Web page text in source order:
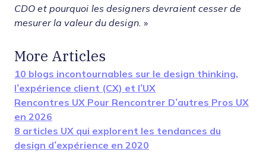
CDO et pourquoi les designers devraient cesser de
mesurer la valeur du design. »
More Articles
10 blogs incontournables sur le design thinking,
l’expérience client (CX) et l’UX
Rencontres UX Pour Rencontrer D’autres Pros UX
en 2026
8 articles UX qui explorent les tendances du
design d’expérience en 2020